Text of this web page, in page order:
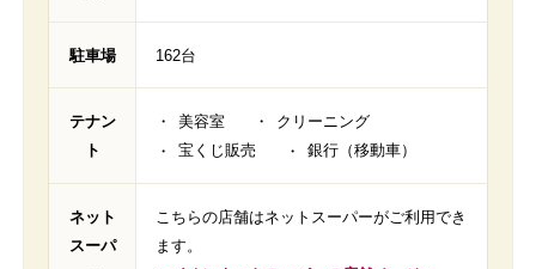
駐車場 162台
テナン
ト
美容室
クリーニング
宝くじ販売
銀行（移動車）
ネット
スーパ
こちらの店舗はネットスーパーがご利用でき
ます。